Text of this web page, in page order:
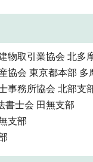
物取引業協会 北多
協会 東京都本部 多
事務所協会 北部支
書士会 田無支部
支部